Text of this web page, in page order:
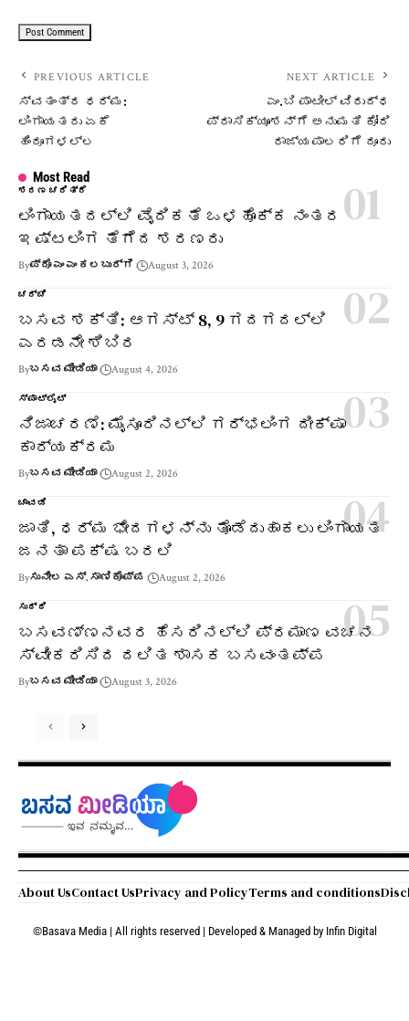
PREVIOUS ARTICLE
ಸ್ವತಂತ್ರ ಧರ್ಮ:
ಲಿಂಗಾಯತರು ಏಕೆ
ಹಿಂದೂಗಳಲ್ಲ
NEXT ARTICLE
ಎಂ.ಬಿ ಪಾಟೀಲ್‌ ವಿರುದ್ಧ
ಪ್ರಾಸಿಕ್ಯೂಶನ್‌ಗೆ ಅನುಮತಿ ಕೋರಿ
ರಾಜ್ಯಪಾಲರಿಗೆ ದೂರು
Most Read
ಶರಣ ಚರಿತ್ರೆ
ಲಿಂಗಾಯತದಲ್ಲಿ ವೈದಿಕತೆ ಒಳಹೊಕ್ಕ ನಂತರ
ಇಷ್ಟಲಿಂಗ ತೆಗೆದ ಶರಣರು
Byಪ್ರೊ ಎಂ ಎಂ ಕಲಬುರ್ಗಿ August 3, 2026
ಚರ್ಚೆ
ಬಸವ ಶಕ್ತಿ: ಆಗಸ್ಟ್ 8, 9 ಗದಗದಲ್ಲಿ
ಎರಡನೇ ಶಿಬಿರ
Byಬಸವ ಮೀಡಿಯಾ August 4, 2026
ಸ್ಪಾಟ್‌ಲೈಟ್
ನಿಜಾಚರಣೆ: ಮೈಸೂರಿನಲ್ಲಿ ಗರ್ಭಲಿಂಗ ದೀಕ್ಷಾ
ಕಾರ್ಯಕ್ರಮ
Byಬಸವ ಮೀಡಿಯಾ August 2, 2026
ಚಾವಡಿ
ಜಾತಿ, ಧರ್ಮ ಭೇದಗಳನ್ನು ತೊಡೆದುಹಾಕಲು ಲಿಂಗಾಯತ
ಜನತಾ ಪಕ್ಷ ಬರಲಿ
Byಸುನೀಲ ಎಸ್. ಸಾಣಿಕೊಪ್ಪ August 2, 2026
ಸುದ್ದಿ
ಬಸವಣ್ಣನವರ ಹೆಸರಿನಲ್ಲಿ ಪ್ರಮಾಣ ವಚನ
ಸ್ವೀಕರಿಸಿದ ದಲಿತ ಶಾಸಕ ಬಸವಂತಪ್ಪ
Byಬಸವ ಮೀಡಿಯಾ August 3, 2026
About UsContact UsPrivacy and PolicyTerms and conditions
©Basava Media | All rights reserved | Developed & Managed by Infin Digital